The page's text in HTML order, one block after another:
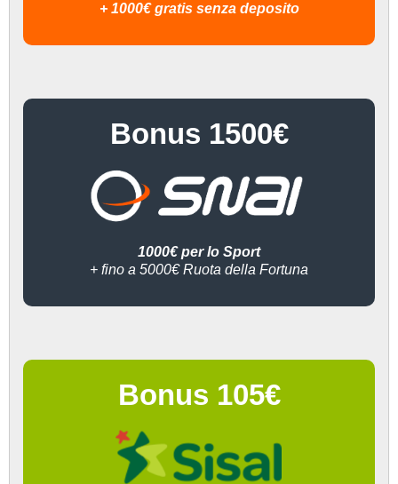
+ 1000€ gratis senza deposito
Bonus 1500€
1000€ per lo Sport
+ fino a 5000€ Ruota della Fortuna
Bonus 105€